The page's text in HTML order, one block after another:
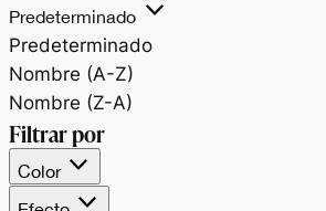
Predeterminado
Predeterminado
Nombre (A-Z)
Nombre (Z-A)
Filtrar por
Color